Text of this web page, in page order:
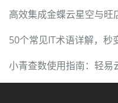
高效集成金蝶云星空与旺
50个常见IT术语详解，秒
小青查数使用指南：轻易